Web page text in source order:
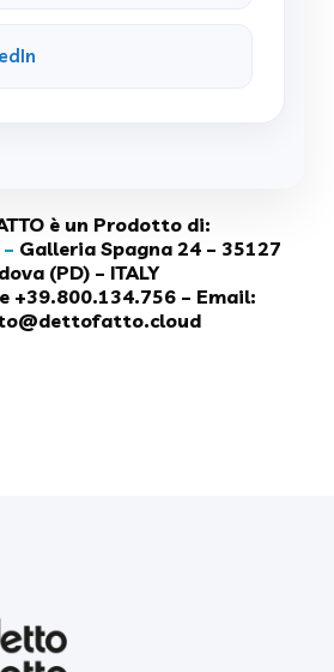
è un Prodotto di:
Galleria Spagna 24 – 35127
(PD) – ITALY
+39.800.134.756 – Email: